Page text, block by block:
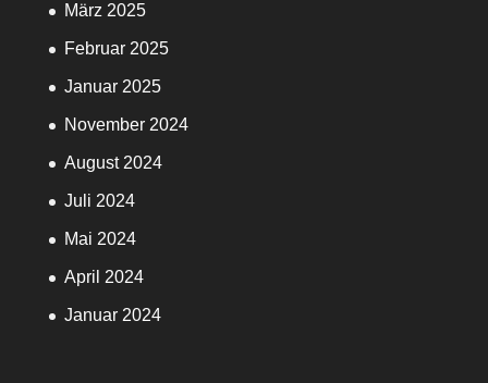
März 2025
Februar 2025
Januar 2025
November 2024
August 2024
Juli 2024
Mai 2024
April 2024
Januar 2024